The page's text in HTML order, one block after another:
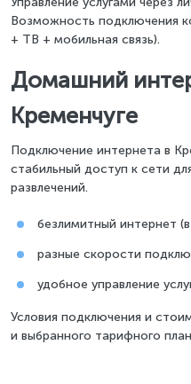
Возможность подключения
+ ТВ + мобильная связь).
Домашний
Кременчуге
Подключение интернета в
стабильный доступ к сети
развлечений.
безлимитный интернет
разные скорости
удобное управление
Условия подключения и
и выбранного тарифного